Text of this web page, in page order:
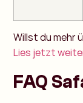
Willst du mehr
Lies jetzt
FAQ